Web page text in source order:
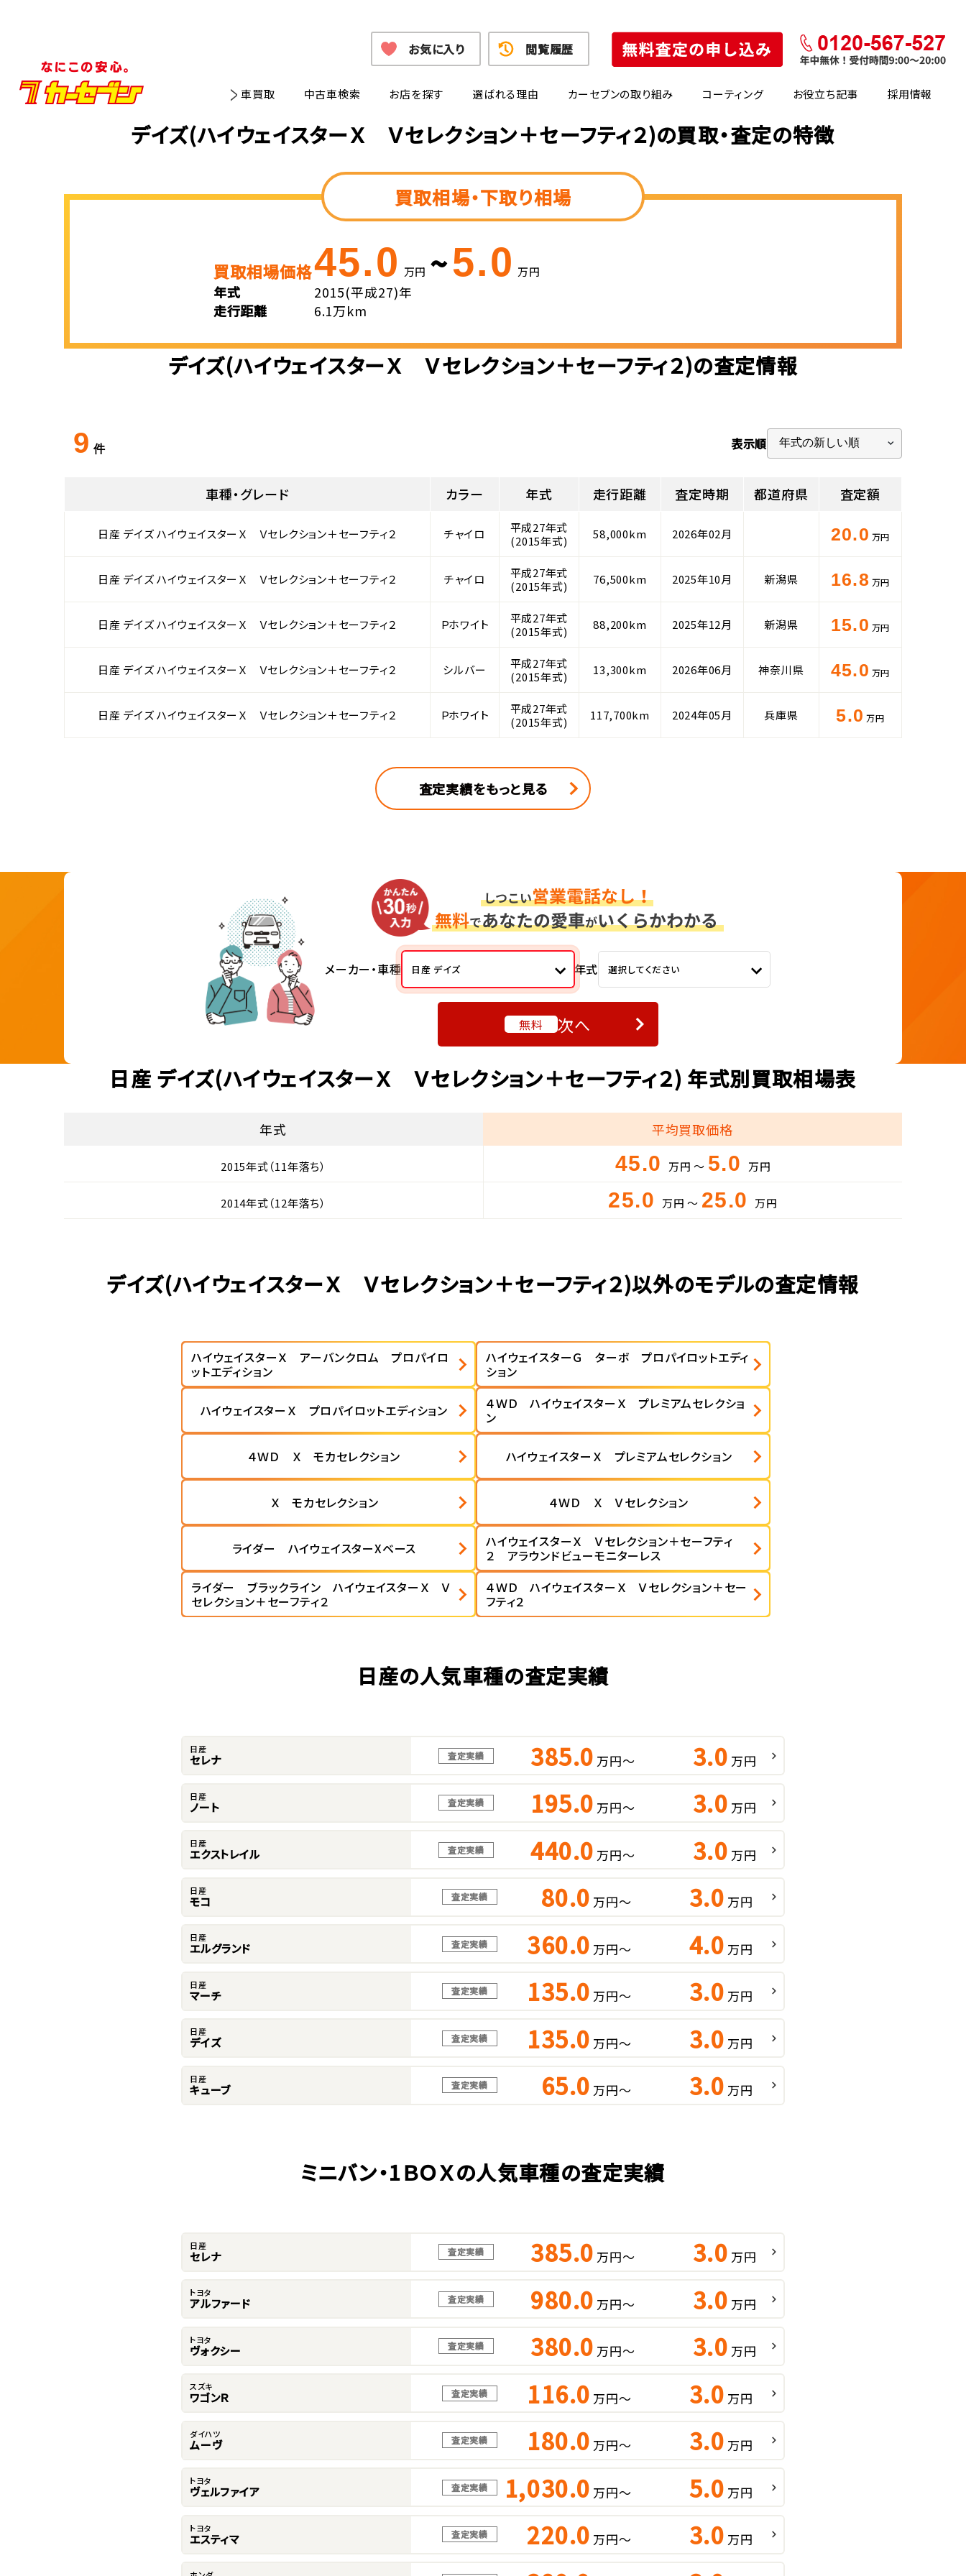
車買取 中古車検索 お店を探す 選ばれる理由 カーセブンの取り組み コーティング お役立ち記事 採用情報
お気に入り 閲覧履歴
デイズ(ハイウェイスターＸ Ｖセレクション＋セーフティ２)の買取・査定の特徴
買取相場・下取り相場
買取相場価格45.0 万円 ~5.0 万円
年式
2015(平成27)年
走行距離
6.1万km
デイズ(ハイウェイスターＸ Ｖセレクション＋セーフティ２)の査定情報
9 件 表示順
車種・グレード カラー 年式 走行距離 査定時期 都道府県 査定額
日産 デイズ ハイウェイスターＸ Ｖセレクション＋セーフティ２ チャイロ
平成27年式
(2015年式)
58,000km 2026年02月 20.0 万円
日産 デイズ ハイウェイスターＸ Ｖセレクション＋セーフティ２ チャイロ
平成27年式
(2015年式)
76,500km 2025年10月 新潟県 16.8 万円
日産 デイズ ハイウェイスターＸ Ｖセレクション＋セーフティ２ Ｐホワイト
平成27年式
(2015年式)
88,200km 2025年12月 新潟県 15.0 万円
日産 デイズ ハイウェイスターＸ Ｖセレクション＋セーフティ２ シルバー
平成27年式
(2015年式)
13,300km 2026年06月 神奈川県 45.0 万円
日産 デイズ ハイウェイスターＸ Ｖセレクション＋セーフティ２ Ｐホワイト
平成27年式
(2015年式)
117,700km 2024年05月 兵庫県 5.0 万円
査定実績をもっと見る
メーカー・車種 日産 デイズ 年式 選択してください
無料 次へ
日産 デイズ(ハイウェイスターＸ Ｖセレクション＋セーフティ２) 年式別買取相場表
年式 平均買取価格
2015年式（11年落ち） 45.0 万円 ～ 5.0 万円
2014年式（12年落ち） 25.0 万円 ～ 25.0 万円
デイズ(ハイウェイスターＸ Ｖセレクション＋セーフティ２)以外のモデルの査定情報
ハイウェイスターＸ アーバンクロム プロパイロ
ットエディション
ハイウェイスターＧ ターボ プロパイロットエディ
ション
ハイウェイスターＸ プロパイロットエディション
４ＷＤ ハイウェイスターＸ プレミアムセレクショ
ン
４ＷＤ Ｘ モカセレクション ハイウェイスターＸ プレミアムセレクション
Ｘ モカセレクション ４ＷＤ Ｘ Ｖセレクション
ライダー ハイウェイスターXベース
ハイウェイスターＸ Ｖセレクション＋セーフティ
２ アラウンドビューモニターレス
ライダー ブラックライン ハイウェイスターＸ Ｖ
セレクション＋セーフティ２
４ＷＤ ハイウェイスターＸ Ｖセレクション＋セー
フティ２
日産の人気車種の査定実績
日産
セレナ 査定実績 385.0 万円～ 3.0 万円
日産
ノート 査定実績 195.0 万円～ 3.0 万円
日産
エクストレイル 査定実績 440.0 万円～ 3.0 万円
日産
モコ 査定実績 80.0 万円～ 3.0 万円
日産
エルグランド 査定実績 360.0 万円～ 4.0 万円
日産
マーチ 査定実績 135.0 万円～ 3.0 万円
日産
デイズ 査定実績 135.0 万円～ 3.0 万円
日産
キューブ 査定実績 65.0 万円～ 3.0 万円
ミニバン・1ＢＯＸの人気車種の査定実績
日産
セレナ 査定実績 385.0 万円～ 3.0 万円
トヨタ
アルファード 査定実績 980.0 万円～ 3.0 万円
トヨタ
ヴォクシー 査定実績 380.0 万円～ 3.0 万円
スズキ
ワゴンＲ 査定実績 116.0 万円～ 3.0 万円
ダイハツ
ムーヴ 査定実績 180.0 万円～ 3.0 万円
トヨタ
ヴェルファイア 査定実績 1,030.0 万円～ 5.0 万円
トヨタ
エスティマ 査定実績 220.0 万円～ 3.0 万円